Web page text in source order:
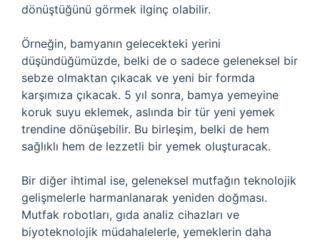
dönüştüğünü görmek ilginç olabilir.
Örneğin, bamyanın gelecekteki yerini
düşündüğümüzde, belki de o sadece geleneksel bir
sebze olmaktan çıkacak ve yeni bir formda
karşımıza çıkacak. 5 yıl sonra, bamya yemeyine
koruk suyu eklemek, aslında bir tür yeni yemek
trendine dönüşebilir. Bu birleşim, belki de hem
sağlıklı hem de lezzetli bir yemek oluşturacak.
Bir diğer ihtimal ise, geleneksel mutfağın teknolojik
gelişmelerle harmanlanarak yeniden doğması.
Mutfak robotları, gıda analiz cihazları ve
biyoteknolojik müdahalelerle, yemeklerin daha